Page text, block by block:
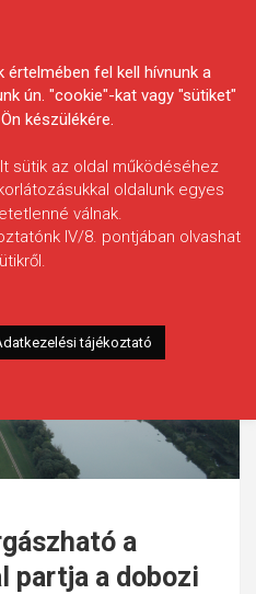
a
partja a dobozi
értelmében fel kell hívnunk a
ún. "cookie"-kat vagy "sütiket"
készülékére.
sütik az oldal működéséhez
oldalunk egyes
válnak.
IV/8. pontjában olvashat
tájékoztató